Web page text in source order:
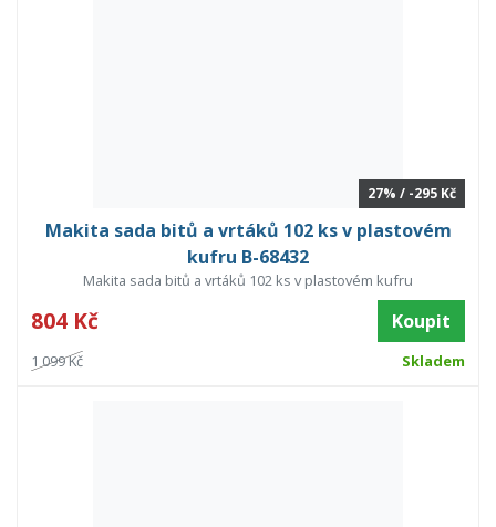
27% / -295 Kč
Makita sada bitů a vrtáků 102 ks v plastovém
kufru B-68432
Makita sada bitů a vrtáků 102 ks v plastovém kufru
804 Kč Koupit
1 099 Kč Skladem